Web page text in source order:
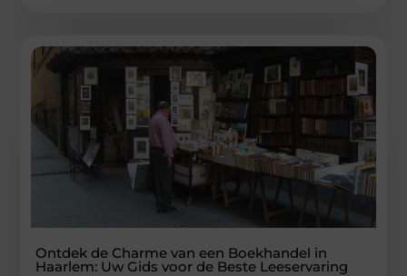
Ontdek de Charme van een Boekhandel in
Haarlem: Uw Gids voor de Beste Leeservaring